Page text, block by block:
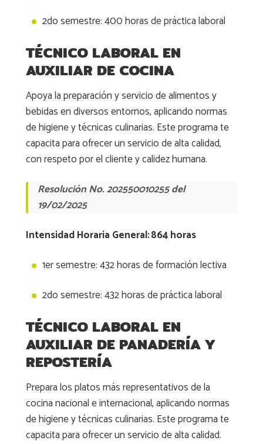
2do semestre: 400 horas de práctica laboral
TÉCNICO LABORAL EN
AUXILIAR DE COCINA
Apoya la preparación y servicio de alimentos y
bebidas en diversos entornos, aplicando normas
de higiene y técnicas culinarias. Este programa te
capacita para ofrecer un servicio de alta calidad,
con respeto por el cliente y calidez humana.
Resolución No. 202550010255 del
19/02/2025
Intensidad Horaria General: 864 horas
1er semestre: 432 horas de formación lectiva
2do semestre: 432 horas de práctica laboral
TÉCNICO LABORAL EN
AUXILIAR DE PANADERÍA Y
REPOSTERÍA
Prepara los platos más representativos de la
cocina nacional e internacional, aplicando normas
de higiene y técnicas culinarias. Este programa te
capacita para ofrecer un servicio de alta calidad.